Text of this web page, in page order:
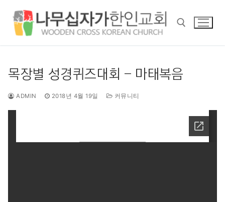
목장별 성경퀴즈대회 – 마태복음
ADMIN 2018년 4월 19일 커뮤니티